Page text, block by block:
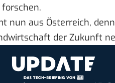
nun aus Österreich,
der Zukunft